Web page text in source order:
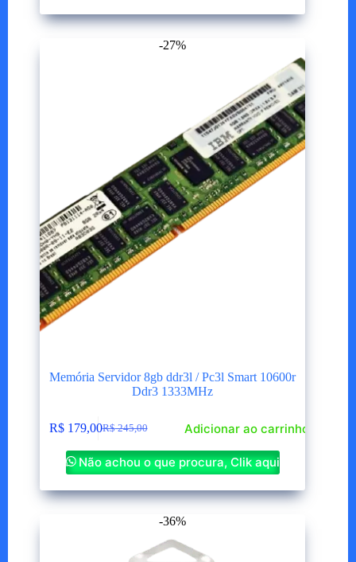
-27%
Memória Servidor 8gb ddr3l / Pc3l Smart 10600r
Ddr3 1333MHz
R$245,00
O
preço
original
era:
R$ 245,00.
R$179,00O
preço
atual
é:
R$ 179,00.
Adicionar ao carrinho
Não achou o que procura, Clik aqui
-36%